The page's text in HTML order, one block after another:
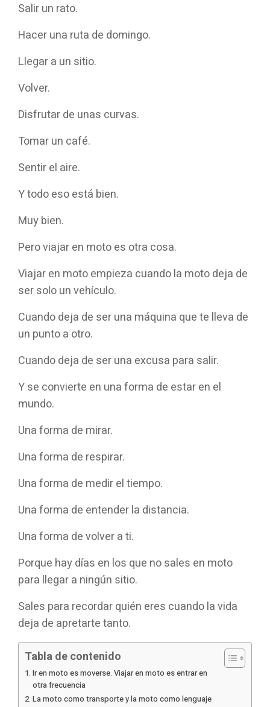
Salir un rato.
Hacer una ruta de domingo.
Llegar a un sitio.
Volver.
Disfrutar de unas curvas.
Tomar un café.
Sentir el aire.
Y todo eso está bien.
Muy bien.
Pero viajar en moto es otra cosa.
Viajar en moto empieza cuando la moto deja de
ser solo un vehículo.
Cuando deja de ser una máquina que te lleva de
un punto a otro.
Cuando deja de ser una excusa para salir.
Y se convierte en una forma de estar en el
mundo.
Una forma de mirar.
Una forma de respirar.
Una forma de medir el tiempo.
Una forma de entender la distancia.
Una forma de volver a ti.
Porque hay días en los que no sales en moto
para llegar a ningún sitio.
Sales para recordar quién eres cuando la vida
deja de apretarte tanto.
Tabla de contenido
Ir en moto es moverse. Viajar en moto es entrar en
otra frecuencia
La moto como transporte y la moto como lenguaje